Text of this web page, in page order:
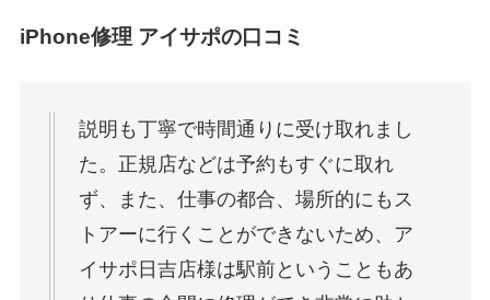
iPhone修理 アイサポの口コミ
説明も丁寧で時間通りに受け取れまし
た。正規店などは予約もすぐに取れ
ず、また、仕事の都合、場所的にもス
トアーに行くことができないため、ア
イサポ日吉店様は駅前ということもあ